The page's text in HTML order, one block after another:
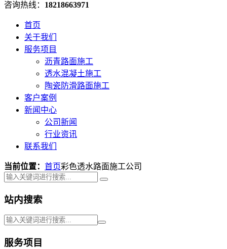
咨询热线： 18218663971
首页
关于我们
服务项目
沥青路面施工
透水混凝土施工
陶瓷防滑路面施工
客户案例
新闻中心
公司新闻
行业资讯
联系我们
当前位置： 首页彩色透水路面施工公司
站内搜索
服务项目